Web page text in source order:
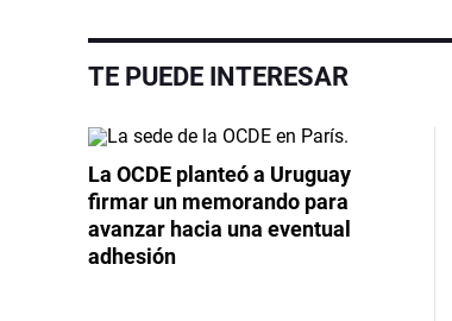
TE PUEDE INTERESAR
La OCDE planteó a Uruguay
firmar un memorando para
avanzar hacia una eventual
adhesión